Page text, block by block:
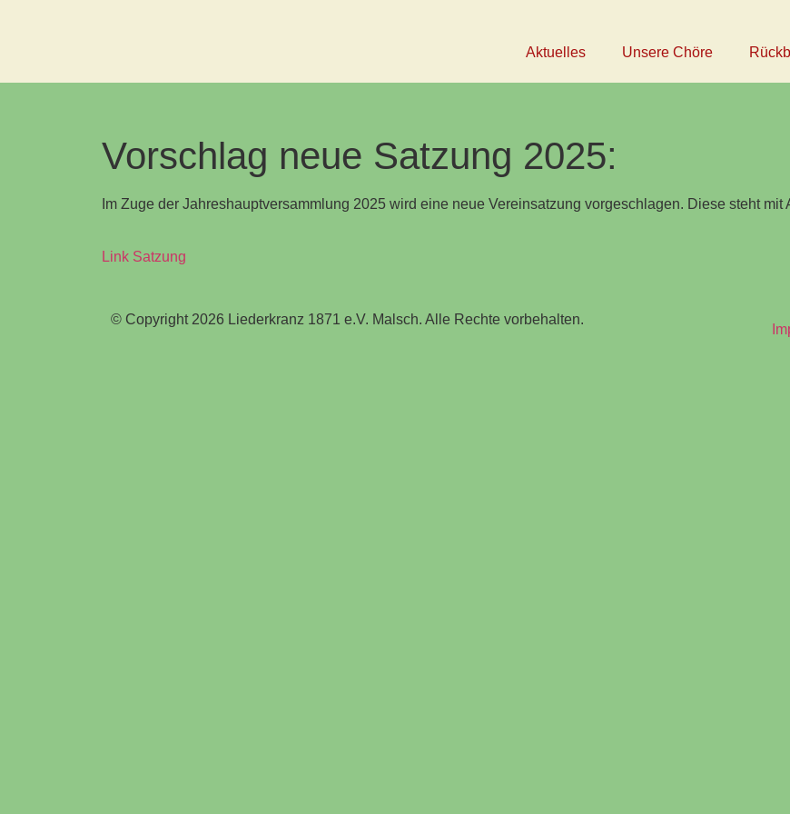
Aktuelles Unsere Chöre
Vorschlag neue Satzung 2025:
Im Zuge der Jahreshauptversammlung 2025 wird eine neue Vereinsatzung vorgeschlagen. Diese steht
Link Satzung
© Copyright 2026 Liederkranz 1871 e.V. Malsch. Alle Rechte vorbehalten.